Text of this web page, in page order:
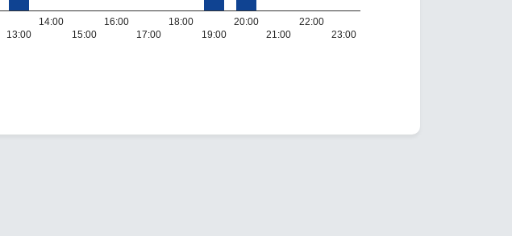
13:00
14:00
15:00
16:00
17:00
18:00
19:00
20:00
21:00
22:00
23:00